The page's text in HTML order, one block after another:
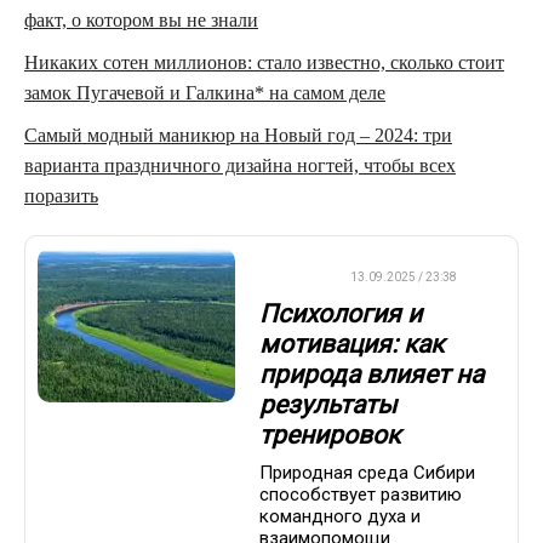
факт, о котором вы не знали
Никаких сотен миллионов: стало известно, сколько стоит
замок Пугачевой и Галкина* на самом деле
Самый модный маникюр на Новый год – 2024: три
варианта праздничного дизайна ногтей, чтобы всех
поразить
13.09.2025 / 23:38
Психология и
мотивация: как
природа влияет на
результаты
тренировок
Природная среда Сибири
способствует развитию
командного духа и
взаимопомощи